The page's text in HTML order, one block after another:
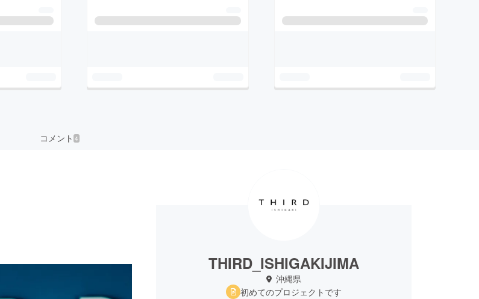
コメント 4
THIRD_ISHIGAKIJIMA
沖縄県
初めてのプロジェクトです